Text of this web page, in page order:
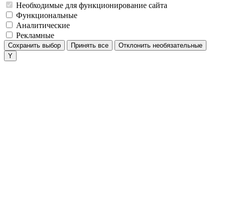
Необходимые для функционирование сайта
Функциональные
Аналитические
Рекламные
Сохранить выбор Принять все Отклонить необязательные